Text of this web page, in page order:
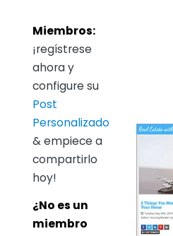
Miembros:
¡regístrese
ahora y
configure su
Post
Personalizado
& empiece a
compartirlo
hoy!
¿No es un
miembro